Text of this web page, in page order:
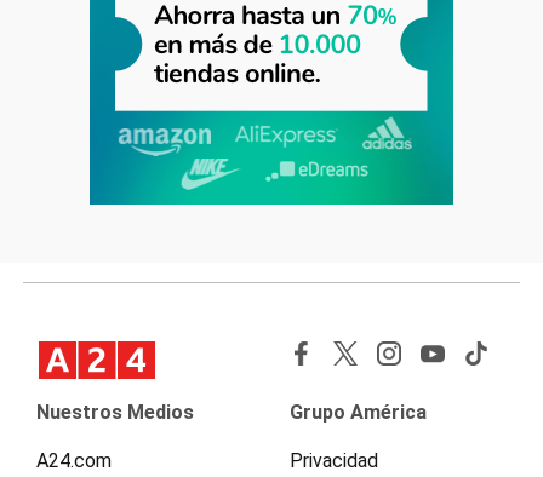
Nuestros Medios
A24.com
Grupo América
Privacidad